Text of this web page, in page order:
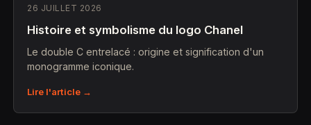
26 JUILLET 2026
Histoire et symbolisme du logo Chanel
Le double C entrelacé : origine et signification d'un
monogramme iconique.
Lire l'article →